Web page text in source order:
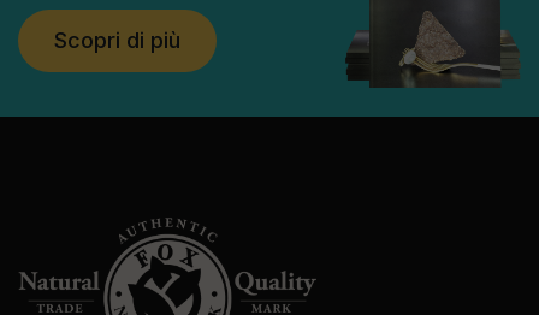
Scopri di più